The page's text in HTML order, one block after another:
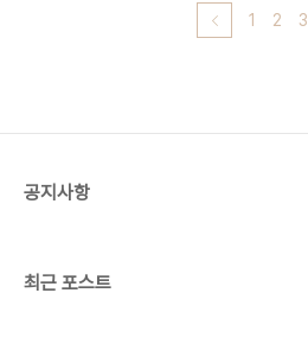
모두의 건강요인입니다. * 자세건강은 다음의 두가지
가정이 현실화되지 않는 이상 _&#39;지구를 떠나
리 몸이 중력에 저항하여 직립하며 움직임을 만들기
**잃어버린 자세건강을 찾아서 ** 과학기술의 ..
1 2 3
공지사항
최근 포스트